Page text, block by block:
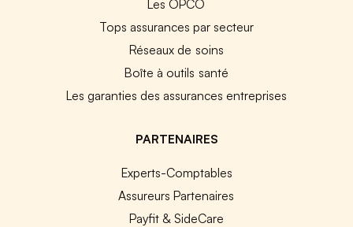
Les OPCO
Tops assurances par secteur
Réseaux de soins
Boîte à outils santé
Les garanties des assurances entreprises
PARTENAIRES
Experts-Comptables
Assureurs Partenaires
Payfit & SideCare